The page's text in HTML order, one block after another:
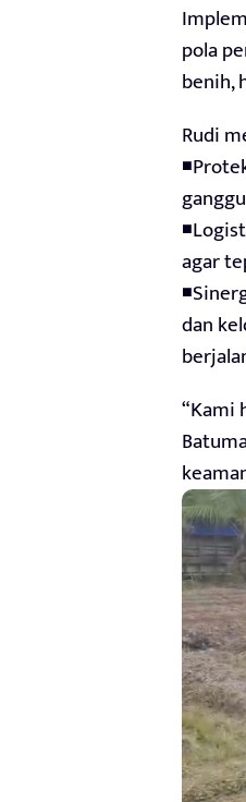
pola
benih,
Rudi
agar
dan
“Kami